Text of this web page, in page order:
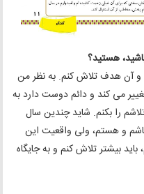
هستید؟
و آن هدف تلاش کنم. به نظر من
می کند و دائم دوست دارد به
را بکنم. شاید چندین سال
و هستم، ولی واقعیت این
بیشتر تلاش کنم و به جایگاه